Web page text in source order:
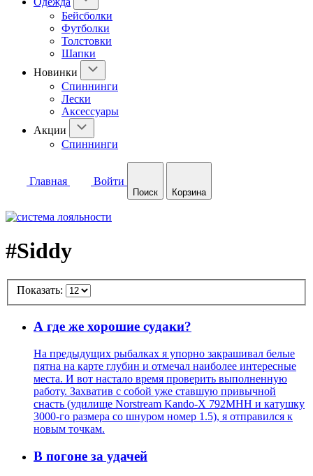
Бейсболки
Футболки
Толстовки
Шапки
Новинки
Спиннинги
Лески
Аксессуары
Акции
Спиннинги
Главная Войти
Поиск Корзина
#Siddy
Показать:
А где же хорошие судаки?
На предыдущих рыбалках я упорно закрашивал белые
пятна на карте глубин и отмечал наиболее интересные
места. И вот настало время проверить выполненную
работу. Захватив с собой уже ставшую привычной
снасть (удилище Norstream Kando-X 792MHH и катушку
3000-го размера со шнуром номер 1.5), я отправился к
новым точкам.
В погоне за удачей